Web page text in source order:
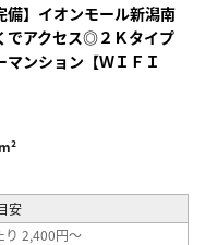
備】イオンモール新潟南
でアクセス◎２Ｋタイプ
ンション【ＷＩＦＩ
安
り 2,400円～